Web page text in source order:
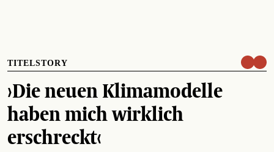
TITELSTORY
›Die neuen Klimamodelle
haben mich wirklich
erschreckt‹